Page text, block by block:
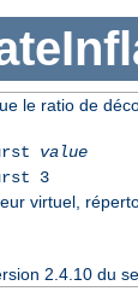
le ratio de
value
3
virtuel,
2.4.10 du